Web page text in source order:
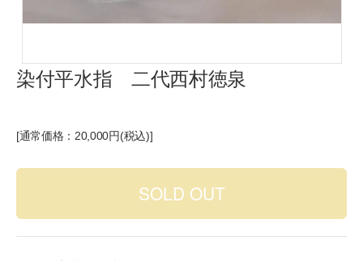
染付平水指 二代西村徳泉
[通常価格：20,000円(税込)]